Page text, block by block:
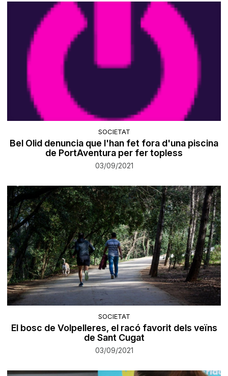
SOCIETAT
Bel Olid denuncia que l'han fet fora d'una piscina
de PortAventura per fer topless
03/09/2021
SOCIETAT
El bosc de Volpelleres, el racó favorit dels veïns
de Sant Cugat
03/09/2021